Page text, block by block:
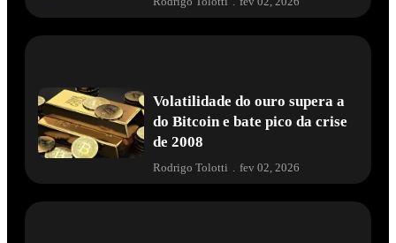
Volatilidade do ouro supera a
do Bitcoin e bate pico da crise
de 2008
Rodrigo Tolotti . fev 02, 2026